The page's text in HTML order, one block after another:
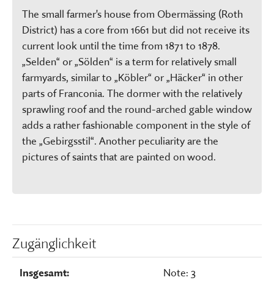
The small farmer's house from Obermässing (Roth
District) has a core from 1661 but did not receive its
current look until the time from 1871 to 1878.
„Selden“ or „Sölden“ is a term for relatively small
farmyards, similar to „Köbler“ or „Häcker“ in other
parts of Franconia. The dormer with the relatively
sprawling roof and the round-arched gable window
adds a rather fashionable component in the style of
the „Gebirgsstil“. Another peculiarity are the
pictures of saints that are painted on wood.
Zugänglichkeit
Insgesamt: Note: 3